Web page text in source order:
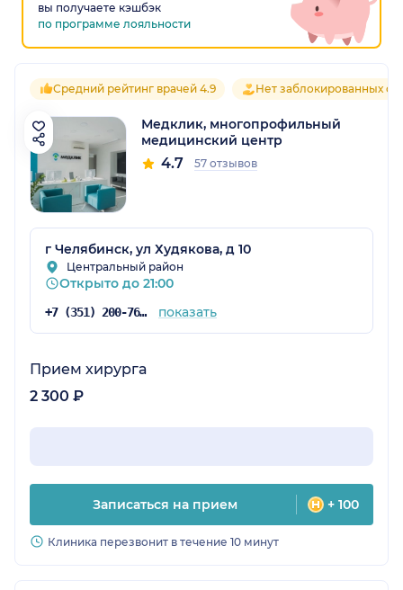
вы получаете кэшбэк
по программе лояльности
Средний рейтинг врачей 4.9 Нет заблокированных
Медклик, многопрофильный
медицинский центр
4.7 57 отзывов
г Челябинск, ул Худякова, д 10
Центральный район
Открыто до 21:00
+7 (351) 200-76-34 показать
Прием хирурга
2 300 ₽
Записаться на прием + 100
Клиника перезвонит в течение 10 минут